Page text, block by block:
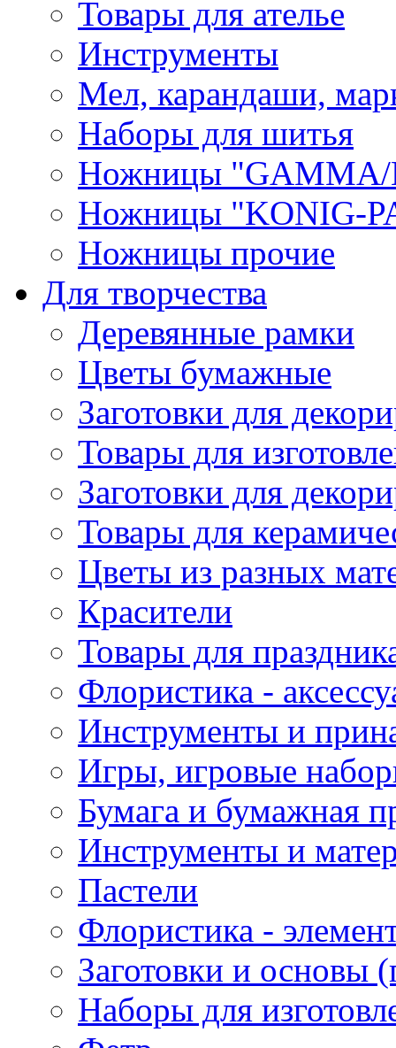
Товары для ателье
Инструменты
Мел, карандаши,
Наборы для шитья
Ножницы "GAMMA/
Ножницы "KONIG-
Ножницы прочие
Для творчества
Деревянные рамки
Цветы бумажные
Заготовки для
Товары для
Заготовки для
Товары для
Цветы из разных
Красители
Товары для
Флористика -
Инструменты и
Игры, игровые
Бумага и бумажная
Инструменты и
Пастели
Флористика -
Заготовки и основы
Наборы для